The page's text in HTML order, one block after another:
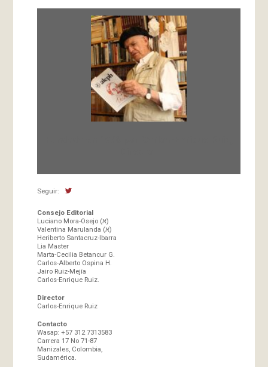
Seguir:
Consejo Editorial
Luciano Mora-Osejo (א)
Valentina Marulanda (א)
Heriberto Santacruz-Ibarra
Lia Master
Marta-Cecilia Betancur G.
Carlos-Alberto Ospina H.
Jairo Ruiz-Mejía
Carlos-Enrique Ruiz.
Director
Carlos-Enrique Ruiz
Contacto
Wasap: +57 312 7313583
Carrera 17 No 71-87
Manizales, Colombia,
Sudamérica.